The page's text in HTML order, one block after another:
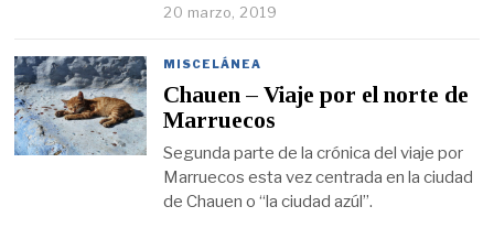
20 marzo, 2019
MISCELÁNEA
Chauen – Viaje por el norte de
Marruecos
Segunda parte de la crónica del viaje por
Marruecos esta vez centrada en la ciudad
de Chauen o “la ciudad azúl”.